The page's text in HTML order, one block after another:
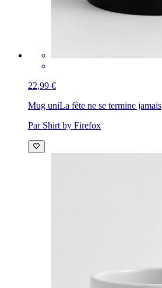
22,99 €
Mug uniLa fête ne se termine jamais
Par Shirt by Firefox